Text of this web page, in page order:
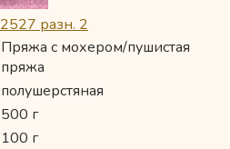
разн. 2
Пряжа с мохером/пушистая
пряжа
полушерстяная
500 г
100 г